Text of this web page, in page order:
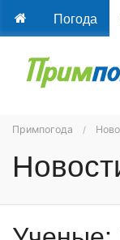
Погода
Примпогода